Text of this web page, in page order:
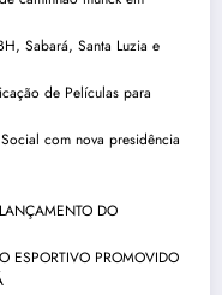
Sabará, Santa Luzia e
de Películas para
com nova presidência
DO
ESPORTIVO PROMOVIDO